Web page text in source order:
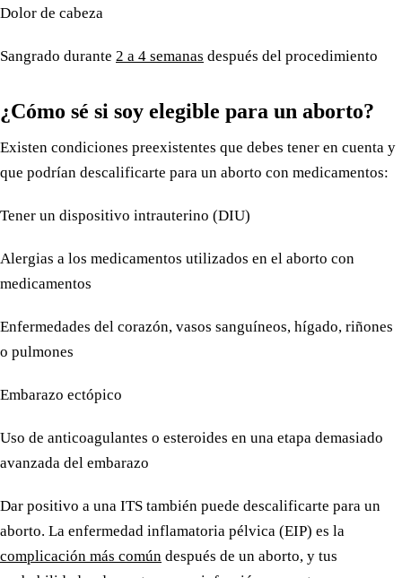
Dolor de cabeza
Sangrado durante 2 a 4 semanas después del procedimiento
¿Cómo sé si soy elegible para un aborto?
Existen condiciones preexistentes que debes tener en cuenta y
que podrían descalificarte para un aborto con medicamentos:
Tener un dispositivo intrauterino (DIU)
Alergias a los medicamentos utilizados en el aborto con
medicamentos
Enfermedades del corazón, vasos sanguíneos, hígado, riñones
o pulmones
Embarazo ectópico
Uso de anticoagulantes o esteroides en una etapa demasiado
avanzada del embarazo
Dar positivo a una ITS también puede descalificarte para un
aborto. La enfermedad inflamatoria pélvica (EIP) es la
complicación más común después de un aborto, y tus